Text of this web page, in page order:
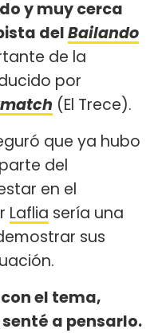
y muy cerca
delBailando
de la
por
(El Trece).
que ya hubo
del
en el
Laflia sería una
sus
el tema,
a pensarlo.